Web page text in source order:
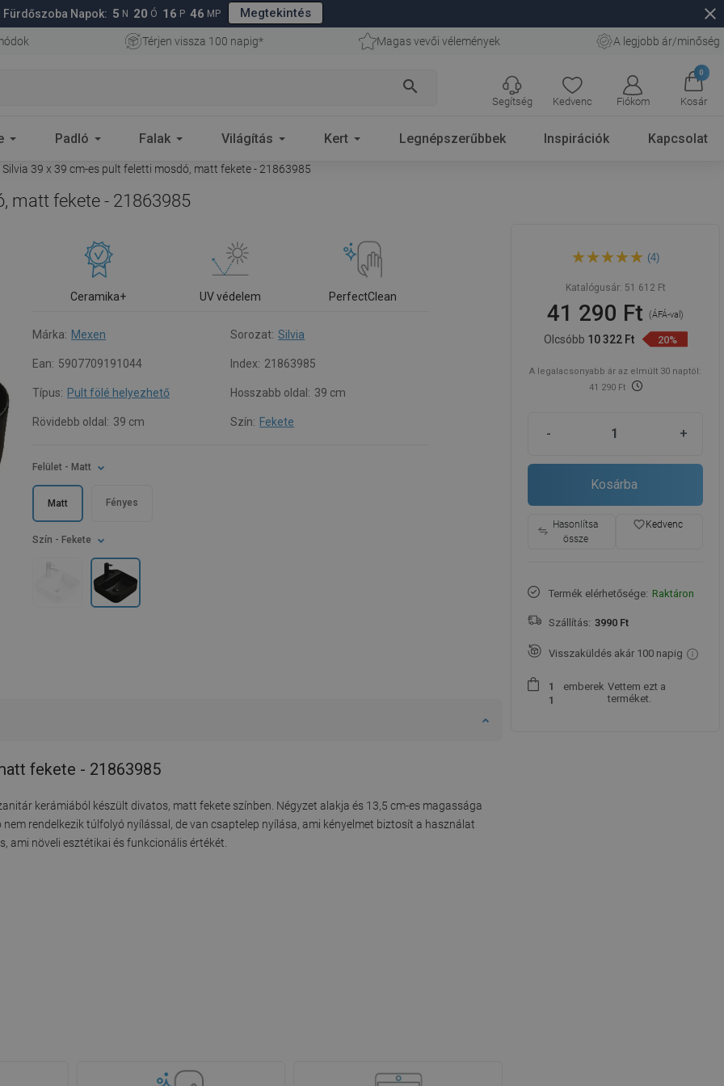
Fürdőszoba Napok: 5 N 20 Ó 16 P 45 MP Megtekintés close
Térjen vissza 100 napig* Magas vevői vélemények A legjobb ár/minőség
search
Kedvenc Fiókom
0
Kosár
Segítség
Padló Falak Világítás Kert Legnépszerűbbek Inspirációk Kapcsolat
39 x 39 cm-es pult feletti mosdó, matt fekete - 21863985
matt fekete - 21863985
Ceramika+ UV védelem PerfectClean
Márka: Mexen Sorozat: Silvia
Ean: 5907709191044 Index: 21863985
Típus: Pult fölé helyezhető Hosszabb oldal: 39 cm
Rövidebb oldal: 39 cm Szín: Fekete
Szín - Fekete
Felület - Matt
Matt Fényes
fekete - 21863985
kerámiából készült divatos, matt fekete színben. Négyzet alakja és 13,5 cm-es magassága
rendelkezik túlfolyó nyílással, de van csaptelep nyílása, ami kényelmet biztosít a használat
növeli esztétikai és funkcionális értékét.
pult feletti mosdó, matt
(4)
Katalógusár: 51 612 Ft
41 290 Ft(ÁFÁ-val)
Olcsóbb 10 322 Ft 20%
A legalacsonyabb ár az elmúlt 30 naptól:
41 290 Ft
- +
Kosárba
Hasonlítsa
össze
favorite_borderKedvenc
Termék elérhetősége: Raktáron
Szállítás: 3990 Ft
Visszaküldés akár 100 napig
1
1
emberek Vettem ezt a
terméket.